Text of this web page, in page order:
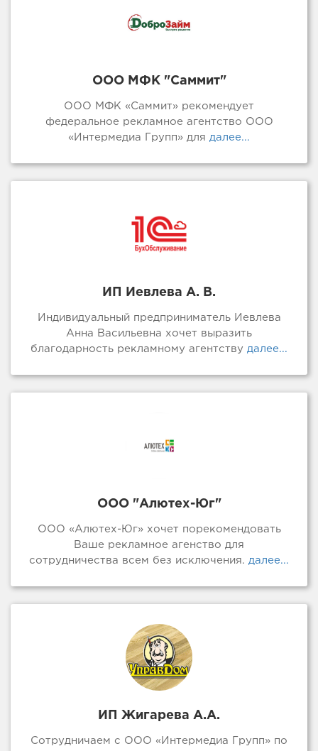
ООО МФК "Саммит"
ООО МФК «Саммит» рекомендует
федеральное рекламное агентство ООО
«Интермедиа Групп» для далее...
ИП Иевлева А. В.
Индивидуальный предприниматель Иевлева
Анна Васильевна хочет выразить
благодарность рекламному агентству далее...
ООО "Алютех-Юг"
ООО «Алютех-Юг» хочет порекомендовать
Ваше рекламное агенство для
сотрудничества всем без исключения. далее...
ИП Жигарева А.А.
Сотрудничаем с ООО «Интермедиа Групп» по